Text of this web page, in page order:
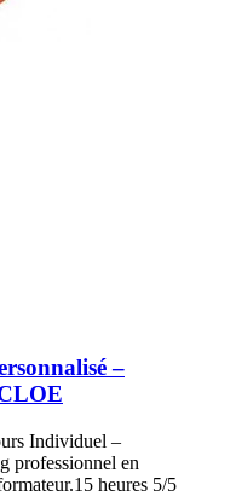
–
Individuel –
professionnel en
heures 5/5